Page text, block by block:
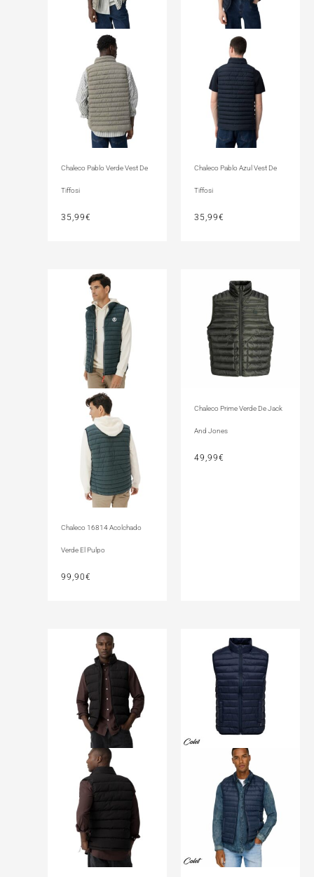
Chaleco Pablo Verde Vest De
Tiffosi
35,99€
Chaleco Pablo Azul Vest De
Tiffosi
35,99€
Chaleco 16814 Acolchado
Verde El Pulpo
99,90€
Chaleco Prime Verde De Jack
And Jones
49,99€